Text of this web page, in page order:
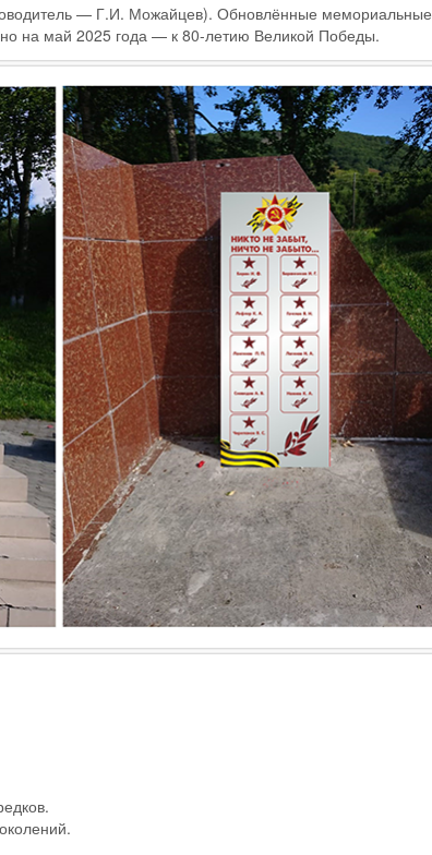
— Г.И. Можайцев). Обновлённые мемориальные
на май 2025 года — к 80-летию Великой Победы.